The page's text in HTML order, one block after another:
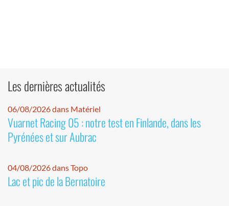
Les dernières actualités
06/08/2026 dans Matériel
Vuarnet Racing 05 : notre test en Finlande, dans les
Pyrénées et sur Aubrac
04/08/2026 dans Topo
Lac et pic de la Bernatoire